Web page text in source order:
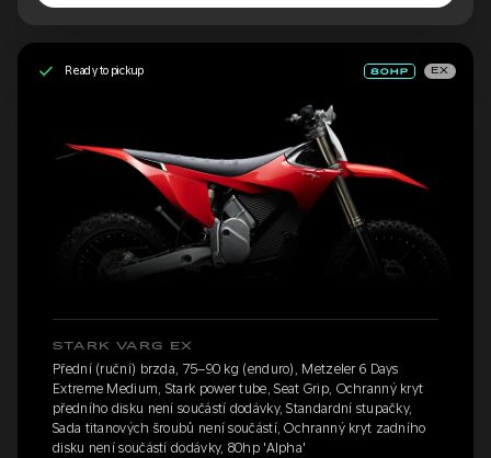
Ready to pickup EX
STARK VARG EX
Přední (ruční) brzda, 75–90 kg (enduro), Metzeler 6 Days
Extreme Medium, Stark power tube, Seat Grip, Ochranný kryt
předního disku není součástí dodávky, Standardní stupačky,
Sada titanových šroubů není součástí, Ochranný kryt zadního
disku není součástí dodávky, 80hp 'Alpha'